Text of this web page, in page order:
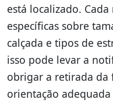
está localizado.
específicas sobre
calçada e tipos de
isso pode levar a
obrigar a retirada da
orientação